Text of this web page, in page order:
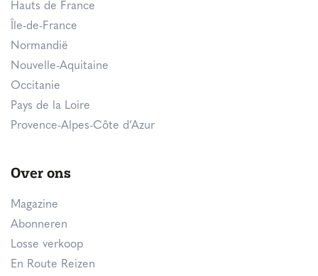
Hauts de France
Île-de-France
Normandië
Nouvelle-Aquitaine
Occitanie
Pays de la Loire
Provence-Alpes-Côte d’Azur
Over ons
Magazine
Abonneren
Losse verkoop
En Route Reizen